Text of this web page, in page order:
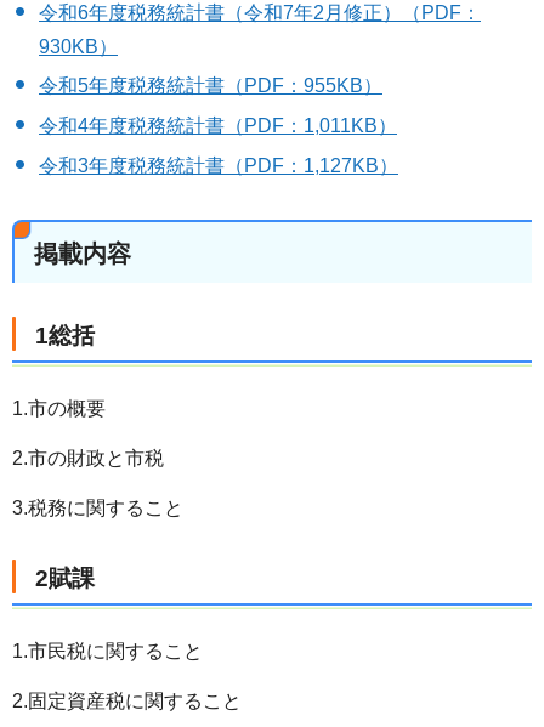
令和6年度税務統計書（令和7年2月修正）（PDF：
930KB）
令和5年度税務統計書（PDF：955KB）
令和4年度税務統計書（PDF：1,011KB）
令和3年度税務統計書（PDF：1,127KB）
掲載内容
1総括
1.市の概要
2.市の財政と市税
3.税務に関すること
2賦課
1.市民税に関すること
2.固定資産税に関すること